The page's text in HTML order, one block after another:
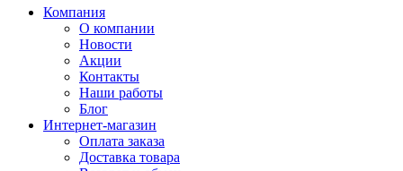
Компания
О компании
Новости
Акции
Контакты
Наши работы
Блог
Интернет-магазин
Оплата заказа
Доставка товара